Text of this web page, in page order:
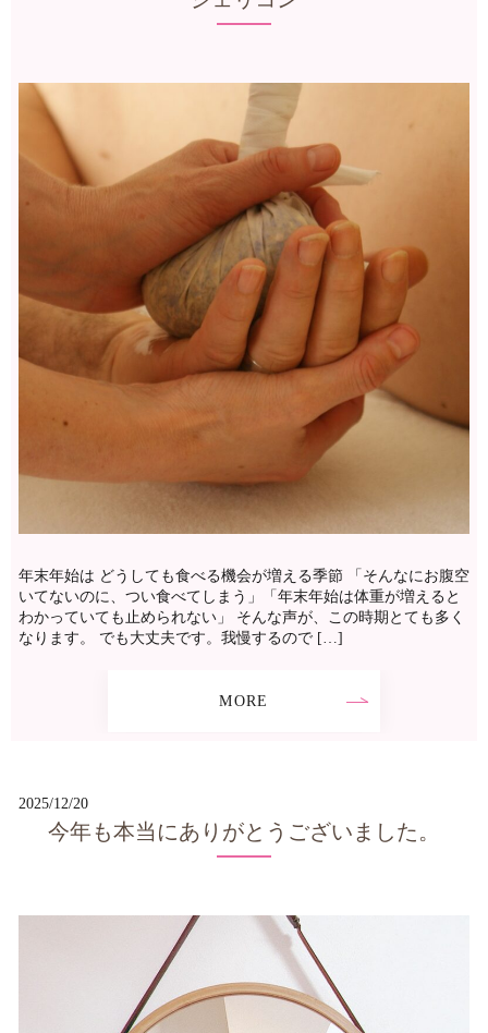
年末年始は どうしても食べる機会が増える季節 「そんなにお腹空
いてないのに、つい食べてしまう」「年末年始は体重が増えると
わかっていても止められない」 そんな声が、この時期とても多く
なります。 でも大丈夫です。我慢するので […]
MORE
2025/12/20
今年も本当にありがとうございました。